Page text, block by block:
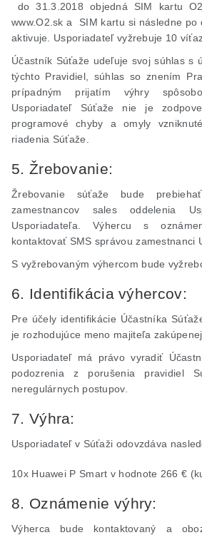
do 31.3.2018 objedná SIM kartu
www.O2.sk a
SIM kartu si následne
aktivuje. Usporiadateľ vyžrebuje 10
Účastník Súťaže udeľuje svoj súhlas s
týchto Pravidiel, súhlas so znením
prípadným prijatím výhry
Usporiadateľ Súťaže nie je
programové chyby a omyly
riadenia Súťaže.
5. Žrebovanie:
Žrebovanie súťaže bude
zamestnancov sales oddelenia
Usporiadateľa. Výhercu s
kontaktovať SMS správou zamestnanci
S vyžrebovaným výhercom bude
6. Identifikácia výhercov:
Pre účely identifikácie Účastníka
je rozhodujúce meno majiteľa
Usporiadateľ má právo vyradiť
podozrenia z porušenia pravidiel
neregulárnych postupov.
7. Výhra:
Usporiadateľ v Súťaži odovzdáva
10x Huawei P Smart v hodnote 266 €
8. Oznámenie výhry:
Výherca bude kontaktovaný a